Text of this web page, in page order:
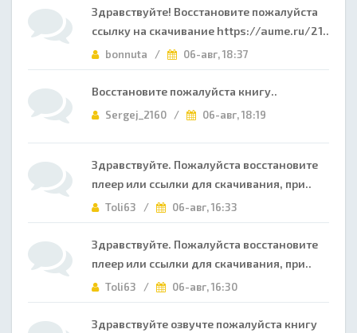
Здравствуйте! Восстановите пожалуйста
ссылку на скачивание https://aume.ru/21..
bonnuta / 06-авг, 18:37
Восстановите пожалуйста книгу..
Sergej_2160 / 06-авг, 18:19
Здравствуйте. Пожалуйста восстановите
плеер или ссылки для скачивания, при..
Toli63 / 06-авг, 16:33
Здравствуйте. Пожалуйста восстановите
плеер или ссылки для скачивания, при..
Toli63 / 06-авг, 16:30
Здравствуйте озвучте пожалуйста книгу